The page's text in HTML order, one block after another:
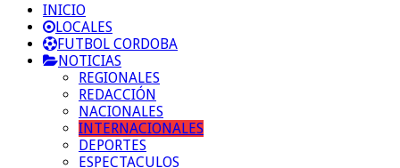
INICIO
LOCALES
FUTBOL CORDOBA
NOTICIAS
REGIONALES
REDACCIÓN
NACIONALES
INTERNACIONALES
DEPORTES
ESPECTACULOS